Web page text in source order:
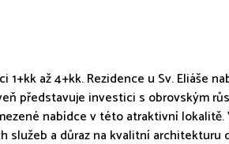
až 4+kk. Rezidence u Sv. Eliáše
představuje investici s obrovským
nabídce v této atraktivní lokalitě.
služeb a důraz na kvalitní architekturu